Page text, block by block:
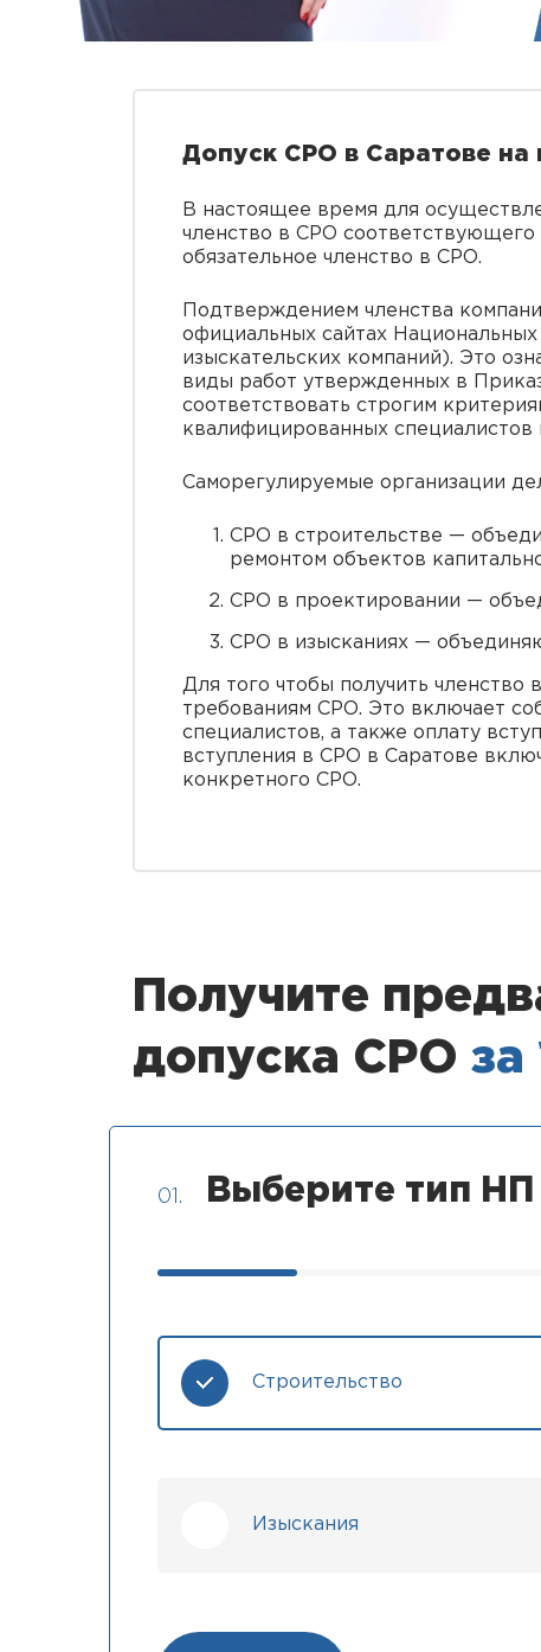
Допуск СРО в Саратове на
В настоящее время для
членство в СРО соответствующего
обязательное членство в СРО.
Подтверждением членства
официальных сайтах
изыскательских компаний). Это
виды работ утвержденных в
соответствовать строгим
квалифицированных
Саморегулируемые организации
СРО в строительстве —
ремонтом объектов
СРО в проектировании —
СРО в изысканиях —
Для того чтобы получить
требованиям СРО. Это включает
специалистов, а также оплату
вступления в СРО в Саратове
конкретного СРО.
Получите
допуска СРО за
01. Выберите тип
Строительство
Изыскания